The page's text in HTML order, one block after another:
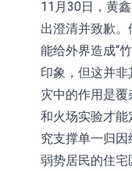
11月30日，黄
出澄清并致歉
能给外界造成“
印象，但这并
灾中的作用是
和火场实验才
究支撑单一归
弱势居民的住